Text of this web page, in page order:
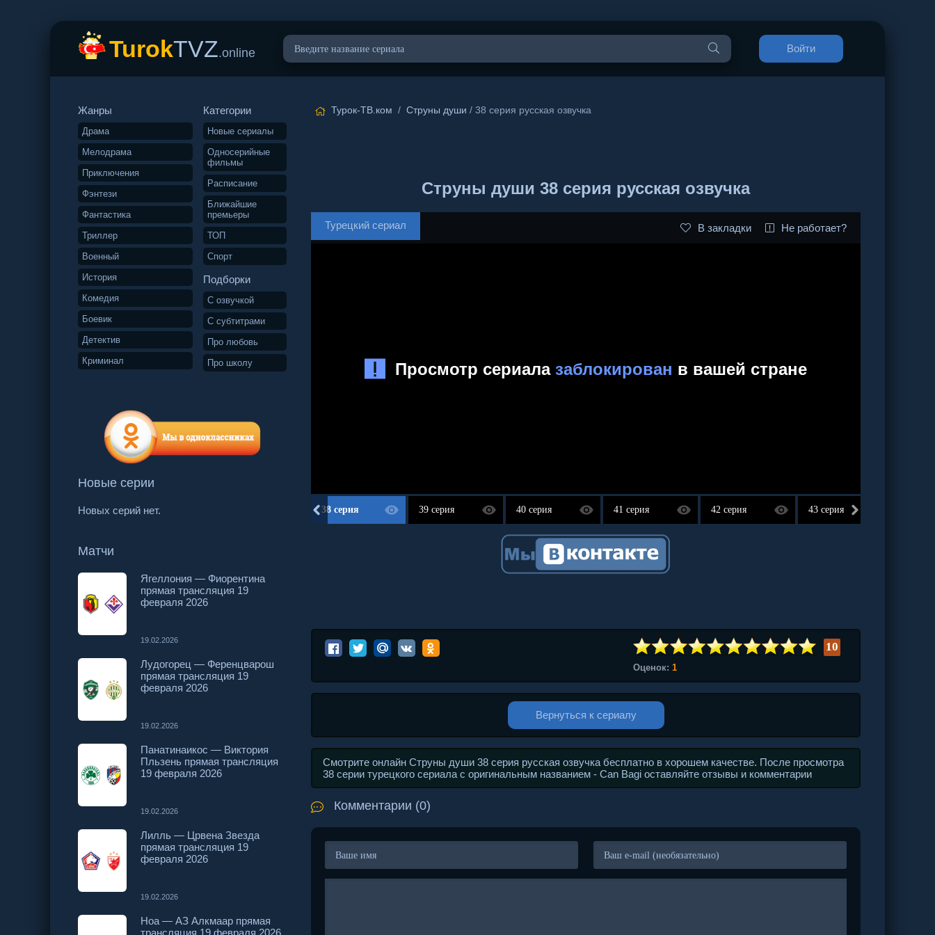
TurokTVZ.online Войти
Жанры
Драма
Мелодрама
Приключения
Фэнтези
Фантастика
Триллер
Военный
История
Комедия
Боевик
Детектив
Криминал
Категории
Новые сериалы
Односерийные
фильмы
Расписание
Ближайшие
премьеры
ТОП
Спорт
Подборки
С озвучкой
С субтитрами
Про любовь
Про школу
Новые серии
Новых серий нет.
Матчи
Ягеллония — Фиорентина
прямая трансляция 19
февраля 2026
19.02.2026
Лудогорец — Ференцварош
прямая трансляция 19
февраля 2026
19.02.2026
Панатинаикос — Виктория
Пльзень прямая трансляция
19 февраля 2026
19.02.2026
Лилль — Црвена Звезда
прямая трансляция 19
февраля 2026
19.02.2026
Ноа — АЗ Алкмаар прямая
Турок-ТВ.ком / Струны души / 38 серия русская озвучка
Струны души 38 серия русская озвучка
Турецкий сериал В закладки Не работает?
36 серия 38 серия 39 серия 40 серия 41 серия 42 серия 43 серия
10
Оценок: 1
Вернуться к сериалу
Смотрите онлайн Струны души 38 серия русская озвучка бесплатно в хорошем качестве. После просмотра
38 серии турецкого сериала с оригинальным названием - Can Bagi оставляйте отзывы и комментарии
Комментарии (0)